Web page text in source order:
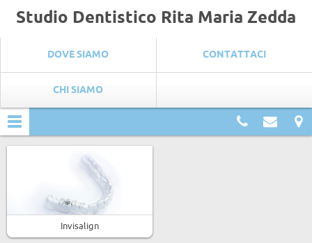
Studio Dentistico Rita Maria Zedda
DOVE SIAMO CONTATTACI
CHI SIAMO
CASI CLINICI
Invisalign